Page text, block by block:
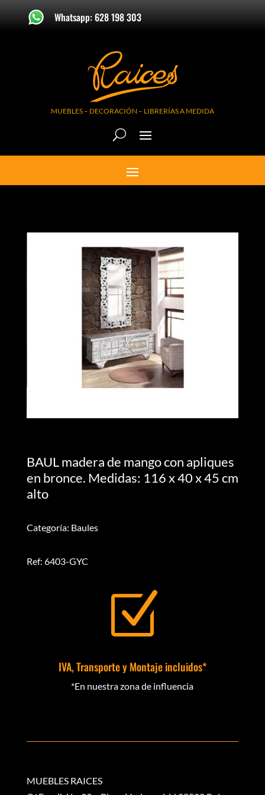
Whatsapp: 628 198 303
MUEBLES – DECORACIÓN – LIBRERÍAS A MEDIDA
BAUL madera de mango con apliques
en bronce. Medidas: 116 x 40 x 45 cm
alto
Categoría: Baules
Ref: 6403-GYC
Z
IVA, Transporte y Montaje incluidos*
*En nuestra zona de influencia
MUEBLES RAICES